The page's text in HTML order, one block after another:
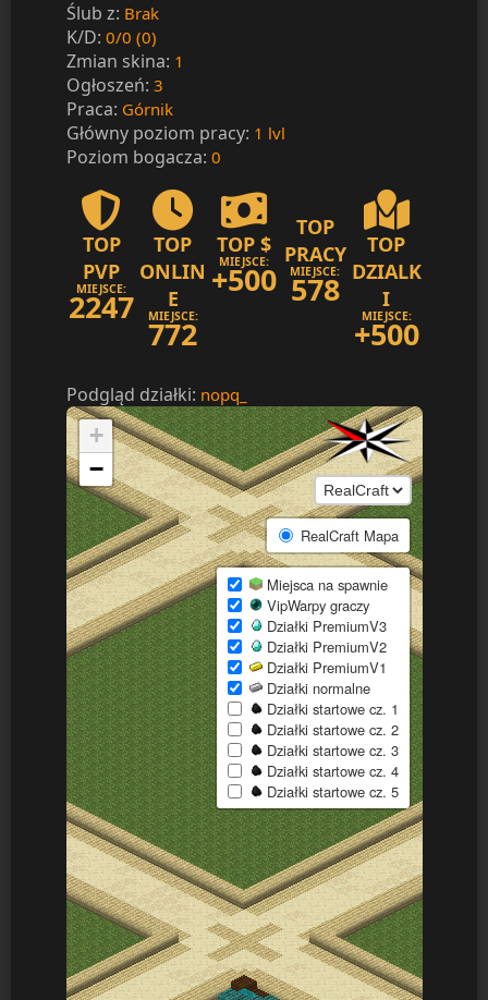
Ślub z: Brak
K/D: 0/0 (0)
Zmian skina: 1
Ogłoszeń: 3
Praca: Górnik
Główny poziom pracy: 1 lvl
Poziom bogacza: 0
TOP
PVP
MIEJSCE:
2247
TOP
ONLIN
E
MIEJSCE:
772
TOP $
MIEJSCE:
+500
TOP
PRACY
MIEJSCE:
578
TOP
DZIALK
I
MIEJSCE:
+500
Podgląd działki: nopq_